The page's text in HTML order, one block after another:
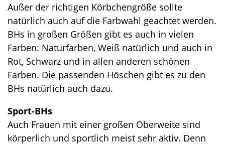
Außer der richtigen Körbchengröße sollte
natürlich auch auf die Farbwahl geachtet werden.
BHs in großen Größen gibt es auch in vielen
Farben: Naturfarben, Weiß natürlich und auch in
Rot, Schwarz und in allen anderen schönen
Farben. Die passenden Höschen gibt es zu den
BHs natürlich auch dazu.
Sport-BHs
Auch Frauen mit einer großen Oberweite sind
körperlich und sportlich meist sehr aktiv. Denn